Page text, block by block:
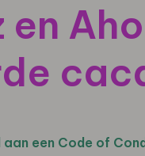
en
een Code of